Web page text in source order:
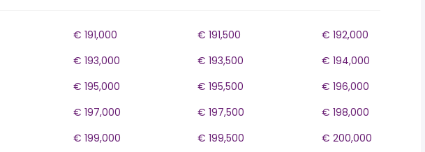
€ 191,000 € 191,500
€ 192,000
€ 193,000 € 193,500
€ 194,000
€ 195,000 € 195,500
€ 196,000
€ 197,000 € 197,500
€ 198,000
€ 199,000 € 199,500 € 200,000